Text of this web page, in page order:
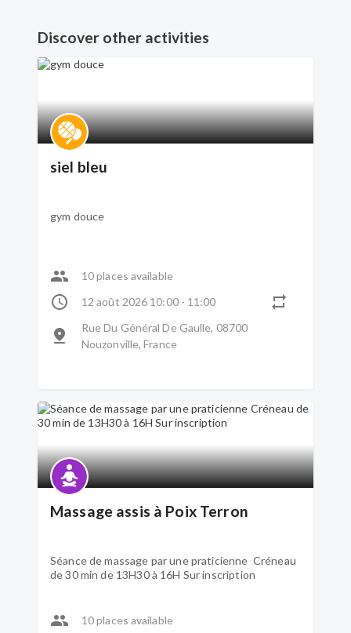
Discover other activities
siel bleu
gym douce
10 places available
12 août 2026 10:00 - 11:00
Rue Du Général De Gaulle, 08700
Nouzonville, France
Massage assis à Poix Terron
Séance de massage par une praticienne Créneau
de 30 min de 13H30 à 16H Sur inscription
10 places available